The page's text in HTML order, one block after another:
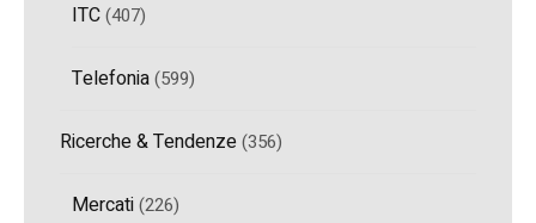
ITC(407)
Telefonia(599)
Ricerche & Tendenze(356)
Mercati(226)